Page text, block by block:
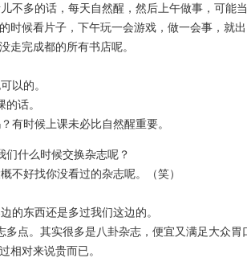
多的话，每天自然醒，然后上午做事，可能
时候看片子，下午玩一会游戏，做一会事，就
走完成都的所有书店呢。
以的。
话。
时候上课未必比自然醒重要。
什么时候交换杂志呢？
好找你没看过的杂志呢。（笑）
东西还是多过我们这边的。
点。其实很多是八卦杂志，便宜又满足大众胃
相对来说贵而已。